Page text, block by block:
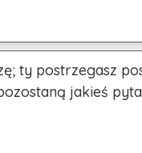
ty postrzegasz
jakieś